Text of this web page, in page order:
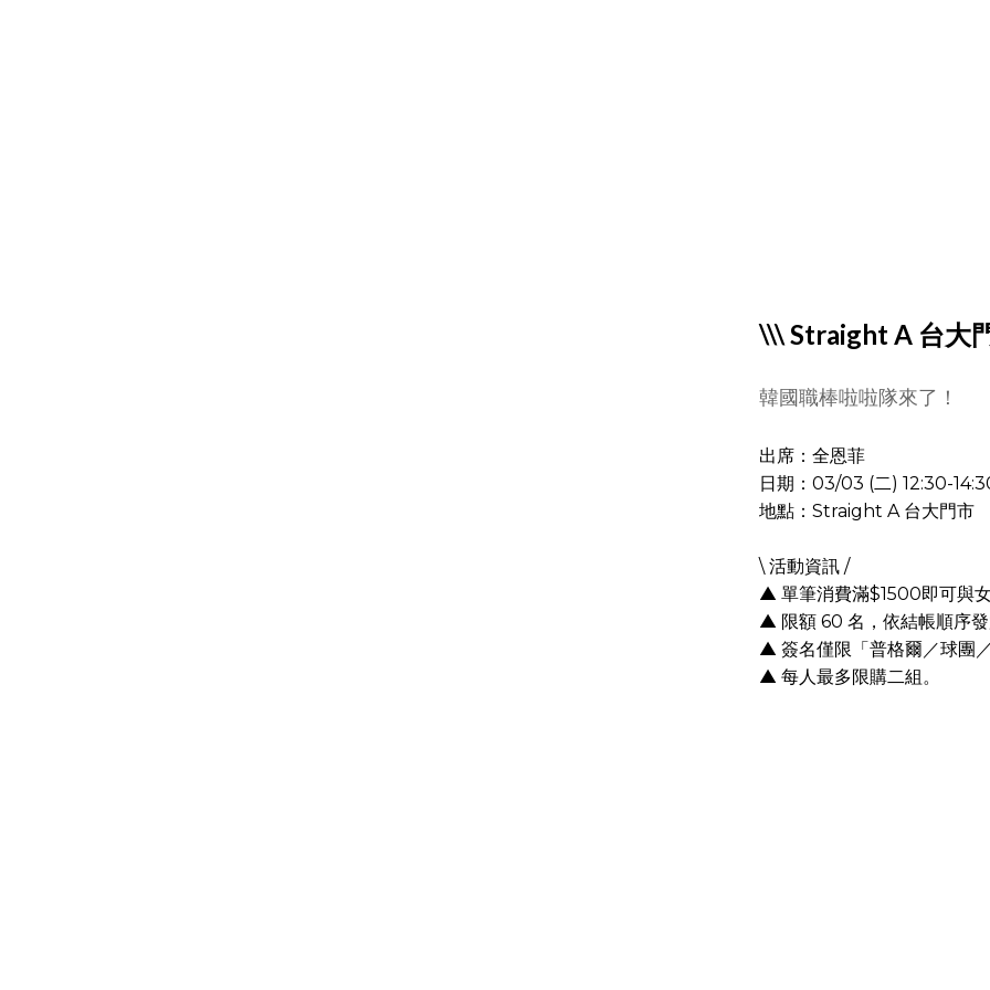
\\\ Straight A 台大
韓國職棒啦啦隊來了！
出席：全恩菲
日期：03/03 (二) 12:30-
地點：Straight A 台大門市
\ 活動資訊 /
▲ 單筆消費滿$1500即可與
▲ 限額 60 名，依結帳順序發
▲ 簽名僅限「普格爾／球團
▲ 每人最多限購二組。